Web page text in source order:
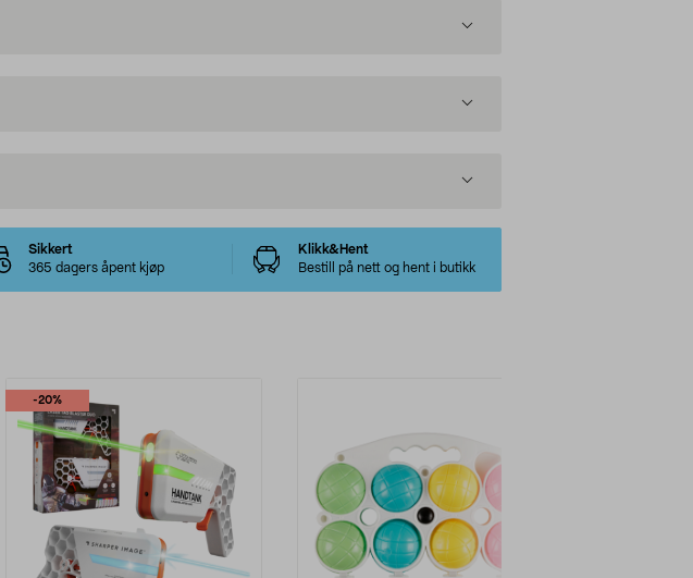
Sikkert
365 dagers åpent kjøp
Klikk&Hent
Bestill på nett og hent i butikk
-20%